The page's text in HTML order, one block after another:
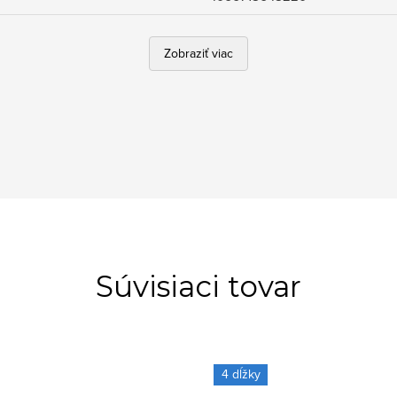
Zobraziť viac
Súvisiaci tovar
4 dĺžky